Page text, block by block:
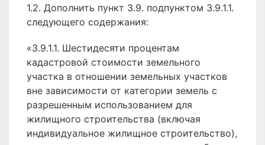
1.2. Дополнить пункт 3.9. подпунктом 3.9.1.1.
следующего содержания:
«3.9.1.1. Шестидесяти процентам
кадастровой стоимости земельного
участка в отношении земельных участков
вне зависимости от категории земель с
разрешенным использованием для
жилищного строительства (включая
индивидуальное жилищное строительство),